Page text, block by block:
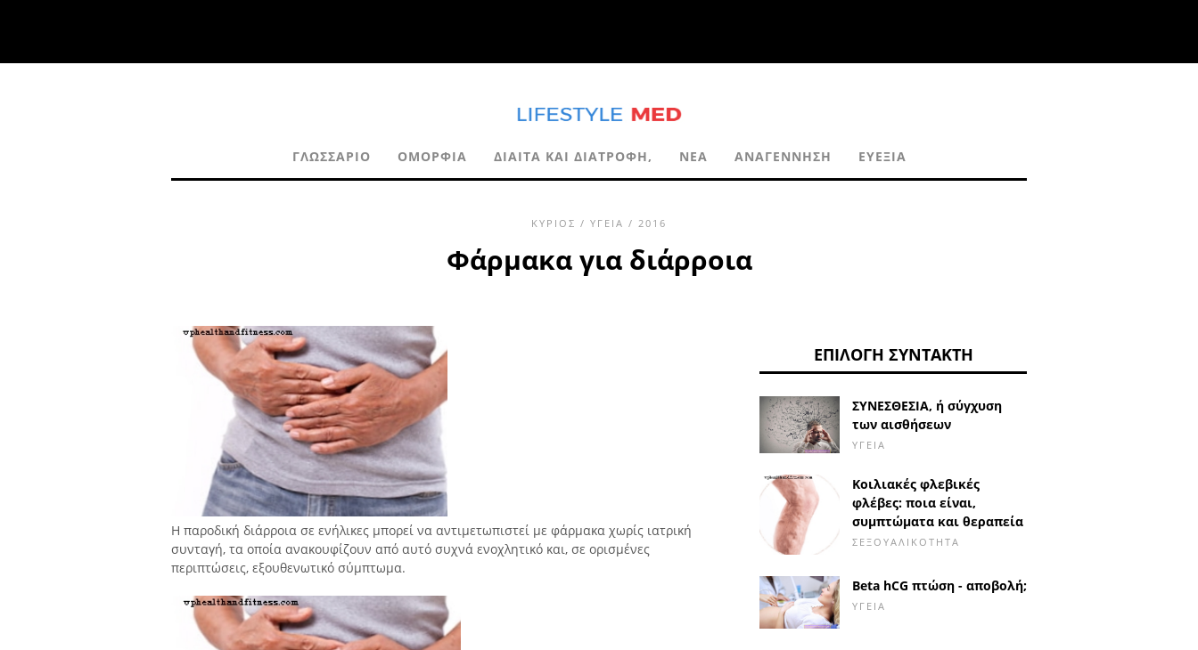
ΓΛΩΣΣΆΡΙΟ ΟΜΟΡΦΙΆ ΔΊΑΙΤΑ ΚΑΙ ΔΙΑΤΡΟΦΉ, ΝΈΑ ΑΝΑΓΈΝΝΗΣΗ ΕΥΕΞΊΑ
ΚΎΡΙΟΣ / ΥΓΕΊΑ / 2016
Φάρμακα για διάρροια
Η παροδική διάρροια σε ενήλικες μπορεί να αντιμετωπιστεί με φάρμακα χωρίς ιατρική
συνταγή, τα οποία ανακουφίζουν από αυτό συχνά ενοχλητικό και, σε ορισμένες
περιπτώσεις, εξουθενωτικό σύμπτωμα.
ΕΠΙΛΟΓΉ ΣΥΝΤΆΚΤΗ
ΣΥΝΕΣΘΕΣΙΑ, ή σύγχυση
των αισθήσεων
ΥΓΕΊΑ
Κοιλιακές φλεβικές
φλέβες: ποια είναι,
συμπτώματα και θεραπεία
ΣΕΞΟΥΑΛΙΚΌΤΗΤΑ
Beta hCG πτώση - αποβολή;
ΥΓΕΊΑ